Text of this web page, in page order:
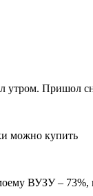
утром. Пришол
можно купить
ВУЗУ – 73%,